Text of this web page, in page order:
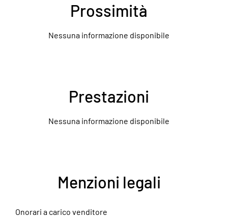
Prossimità
Nessuna informazione disponibile
Prestazioni
Nessuna informazione disponibile
Menzioni legali
Onorari a carico venditore